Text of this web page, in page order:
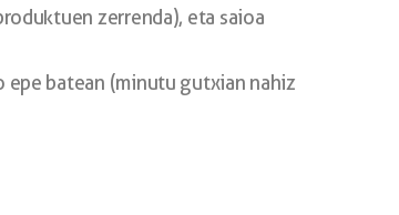
zerrenda), eta saioa
batean (minutu gutxian nahiz